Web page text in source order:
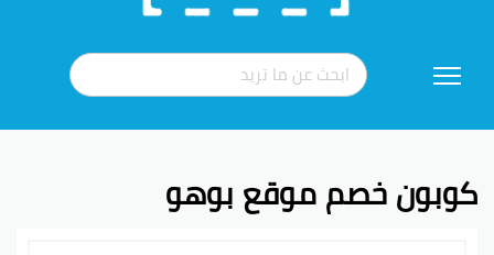
إلى
كوبون خصم موقع بوهو